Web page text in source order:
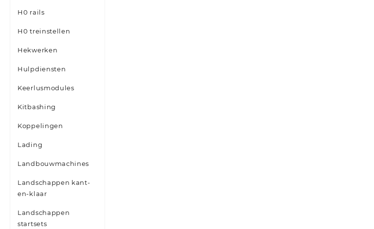
H0 rails
H0 treinstellen
Hekwerken
Hulpdiensten
Keerlusmodules
Kitbashing
Koppelingen
Lading
Landbouwmachines
Landschappen kant-
en-klaar
Landschappen
startsets